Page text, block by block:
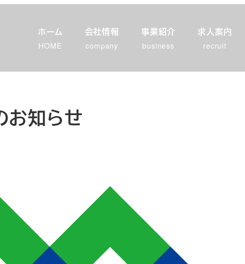
ホーム
HOME
会社情報
company
事業紹介
business
求人案内
recruit
お知らせ